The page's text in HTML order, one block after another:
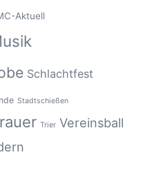
Aktuell
Schlachtfest
Stadtschießen
Trier Vereinsball